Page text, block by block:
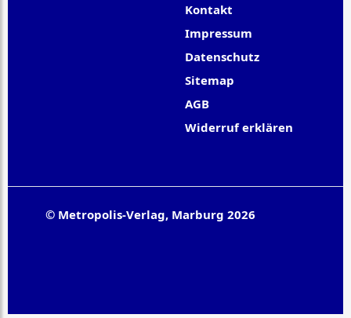
Kontakt
Impressum
Datenschutz
Sitemap
AGB
Widerruf erklären
© Metropolis-Verlag, Marburg 2026